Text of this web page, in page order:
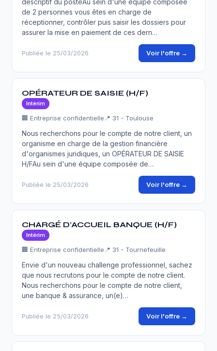
descriptif du posteAu sein d'une équipe composée
de 2 personnes vous êtes en charge de
réceptionner, contrôler puis saisir les dossiers pour
assurer la mise en paiement de ces dern…
Publiée le 25/03/2026 Voir l'offre →
OPÉRATEUR DE SAISIE (H/F)
Intérim
🏢 Entreprise confidentielle 📍 31 - Toulouse
Nous recherchons pour le compte de notre client, un
organisme en charge de la gestion financière
d'organismes juridiques, un OPÉRATEUR DE SAISIE
H/FAu sein d'une équipe composée de…
Publiée le 25/03/2026 Voir l'offre →
CHARGÉ D'ACCUEIL BANQUE (H/F)
Intérim
🏢 Entreprise confidentielle 📍 31 - Tournefeuille
Envie d'un nouveau challenge professionnel, sachez
que nous recrutons pour le compte de notre client.
Nous recherchons pour le compte de notre client,
une banque & assurance, un(e)…
Publiée le 25/03/2026 Voir l'offre →